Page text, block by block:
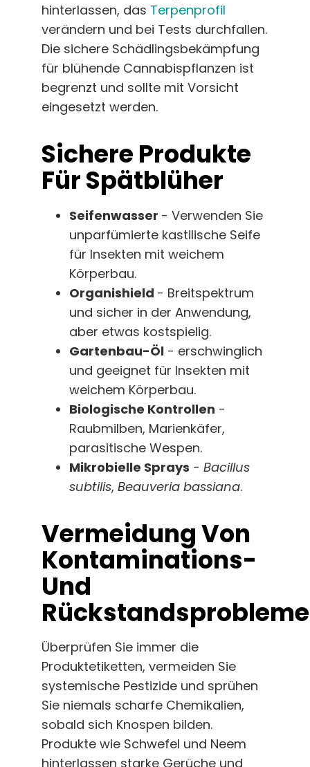
hinterlassen, das Terpenprofil
verändern und bei Tests durchfallen.
Die sichere Schädlingsbekämpfung
für blühende Cannabispflanzen ist
begrenzt und sollte mit Vorsicht
eingesetzt werden.
Sichere Produkte
Für Spätblüher
Seifenwasser - Verwenden Sie
unparfümierte kastilische Seife
für Insekten mit weichem
Körperbau.
Organishield - Breitspektrum
und sicher in der Anwendung,
aber etwas kostspielig.
Gartenbau-Öl - erschwinglich
und geeignet für Insekten mit
weichem Körperbau.
Biologische Kontrollen -
Raubmilben, Marienkäfer,
parasitische Wespen.
Mikrobielle Sprays - Bacillus
subtilis, Beauveria bassiana.
Vermeidung Von
Kontaminations-
Und
Überprüfen Sie immer die
Produktetiketten, vermeiden Sie
systemische Pestizide und sprühen
Sie niemals scharfe Chemikalien,
sobald sich Knospen bilden.
Produkte wie Schwefel und Neem
hinterlassen starke Gerüche und